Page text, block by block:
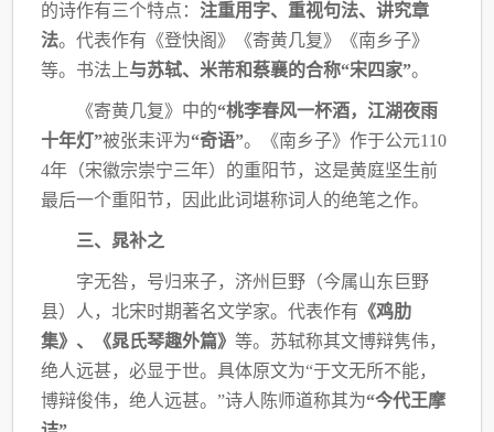
的诗作有三个特点： 注重用字、重视句法、讲究章
法。代表作有《登快阁》《寄黄几复》《南乡子》
等。书法上与苏轼、米芾和蔡襄的合称“宋四家”。
《寄黄几复》中的“桃李春风一杯酒，江湖夜雨
十年灯”被张耒评为“奇语”。《南乡子》作于公元110
4年（宋徽宗崇宁三年）的重阳节，这是黄庭坚生前
最后一个重阳节，因此此词堪称词人的绝笔之作。
三、晁补之
字无咎，号归来子，济州巨野（今属山东巨野
县）人，北宋时期著名文学家。代表作有 《鸡肋
集》、《晁氏琴趣外篇》等。苏轼称其文博辩隽伟，
绝人远甚，必显于世。具体原文为“于文无所不能，
博辩俊伟，绝人远甚。”诗人陈师道称其为“今代王摩